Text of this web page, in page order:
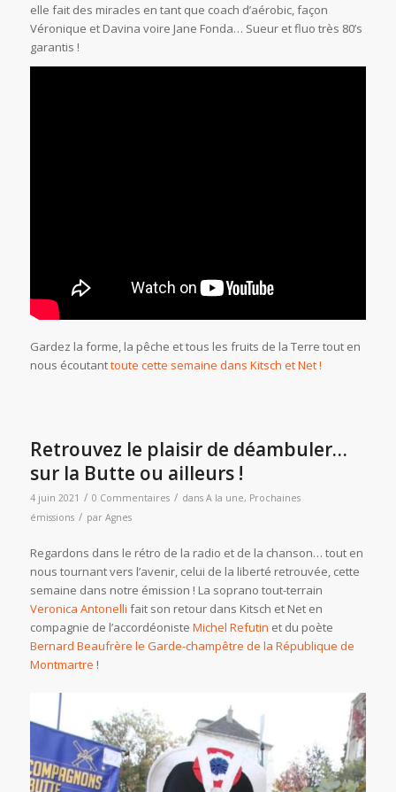
elle fait des miracles en tant que coach d’aérobic, façon
Véronique et Davina voire Jane Fonda… Sueur et fluo très 80’s
garantis !
Gardez la forme, la pêche et tous les fruits de la Terre tout en
nous écoutanttoute cette semaine dans Kitsch et Net !
Retrouvez le plaisir de déambuler…
sur la Butte ou ailleurs !
4 juin 2021 / 0 Commentaires / dans A la une, Prochaines
émissions / par Agnes
Regardons dans le rétro de la radio et de la chanson… tout en
nous tournant vers l’avenir, celui de la liberté retrouvée, cette
semaine dans notre émission ! La soprano tout-terrain
Veronica Antonelli fait son retour dans Kitsch et Net en
compagnie de l’accordéoniste Michel Refutin et du poète
Bernard Beaufrère le Garde-champêtre de la République de
Montmartre !